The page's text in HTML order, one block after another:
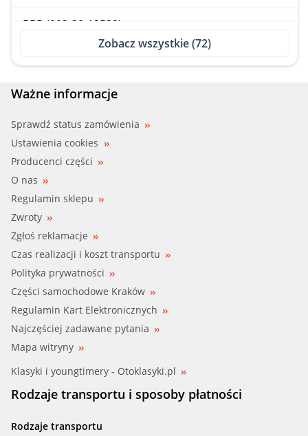
BBR (003-30-12532)
BENDIX (043504B)
BILSTEIN (12-248940)
BMW (31 33 1 091 709)
BMW (31 33 1 094 616)
BMW (31 33 6 752 735)
BMW (31 33 6 760 943)
BMW (31 33 6 769 582)
BMW (31 33 6 770 568)
BMW (31 35 2 241 445)
Zobacz wszystkie (72)
Ważne informacje
Sprawdź status zamówienia
Ustawienia cookies
Producenci części
O nas
Regulamin sklepu
Zwroty
Zgłoś reklamacje
Czas realizacji i koszt transportu
Polityka prywatności
Części samochodowe Kraków
Regulamin Kart Elektronicznych
Najczęściej zadawane pytania
Mapa witryny
Klasyki i youngtimery - Otoklasyki.pl
Rodzaje transportu i sposoby płatności
Rodzaje transportu